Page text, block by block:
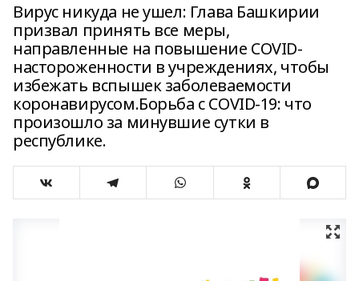
Вирус никуда не ушел: Глава Башкирии
призвал принять все меры,
направленные на повышение COVID-
настороженности в учреждениях, чтобы
избежать вспышек заболеваемости
коронавирусом.Борьба с COVID-19: что
произошло за минувшие сутки в
республике.